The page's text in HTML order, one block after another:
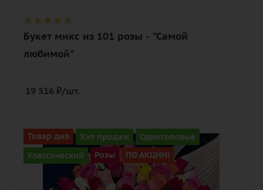
Букет микс из 101 розы - "Самой
любимой"
19 516 ₽/шт.
Товар дня Хит продаж
Одноголовые
Классический
Розы ПО АКЦИИ!
Количество
101
разноцветный